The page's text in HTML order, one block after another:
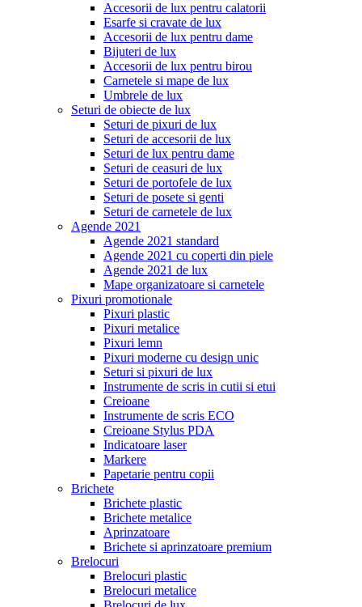
Accesorii de lux pentru calatorii
Esarfe si cravate de lux
Accesorii de lux pentru dame
Bijuteri de lux
Accesorii de lux pentru birou
Carnetele si mape de lux
Umbrele de lux
Seturi de obiecte de lux
Seturi de pixuri de lux
Seturi de accesorii de lux
Seturi de lux pentru dame
Seturi de ceasuri de lux
Seturi de portofele de lux
Seturi de posete si genti
Seturi de carnetele de lux
Agende 2021
Agende 2021 standard
Agende 2021 cu coperti din piele
Agende 2021 de lux
Mape organizatoare si carnetele
Pixuri promotionale
Pixuri plastic
Pixuri metalice
Pixuri lemn
Pixuri moderne cu design unic
Seturi si pixuri de lux
Instrumente de scris in cutii si etui
Creioane
Instrumente de scris ECO
Creioane Stylus PDA
Indicatoare laser
Markere
Papetarie pentru copii
Brichete
Brichete plastic
Brichete metalice
Aprinzatoare
Brichete si aprinzatoare premium
Brelocuri
Brelocuri plastic
Brelocuri metalice